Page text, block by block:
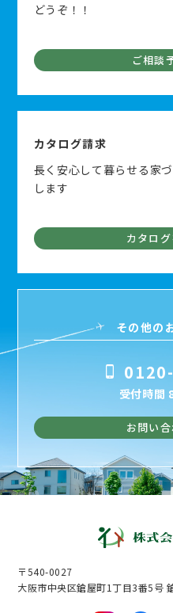
どうぞ！！
ご相談
カタログ請求
長く安心して暮らせる家
します
カタロ
その他の
受付時間
お問い
〒540-0027
大阪市中央区鎗屋町1丁目3番5号